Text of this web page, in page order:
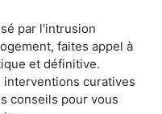
par l'intrusion
faites appel à
et définitive.
curatives
conseils pour vous